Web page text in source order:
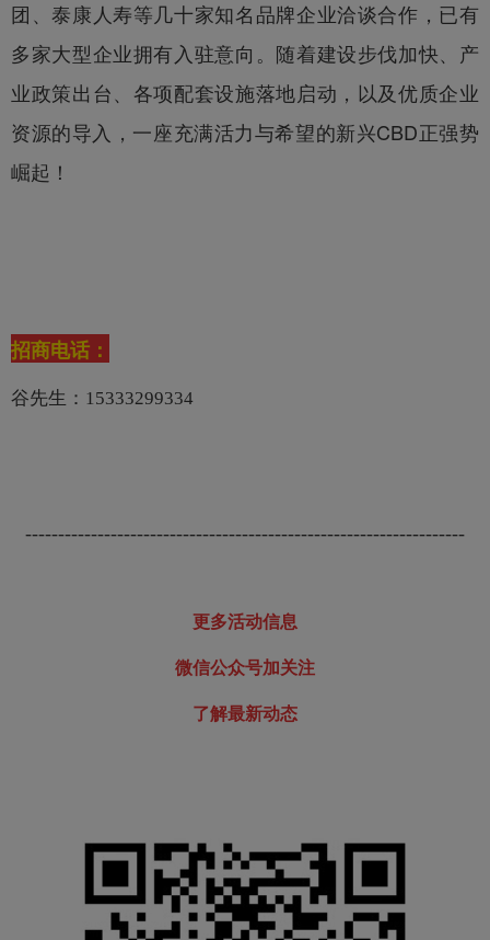
团、泰康人寿等几十家知名品牌企业洽谈合作，已有
多家大型企业拥有入驻意向。 随着建设步伐加快、产
业政策出台、各项配套设施落地启动，以及优质企业
资源的导入，一座充满活力与希望的新兴CBD正强势
崛起！
招商电话：
谷先生：15333299334
-------------------------------------------------------------------
更多活动信息
微信公众号加关注
了解最新动态